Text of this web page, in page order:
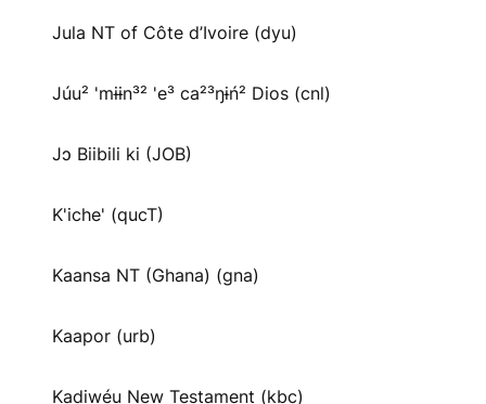
Jula NT of Côte d’Ivoire (dyu)
Júu² 'mɨɨn³² 'e³ ca²³ŋɨń² Dios (cnl)
Jɔ Biibili ki (JOB)
K'iche' (qucT)
Kaansa NT (Ghana) (gna)
Kaapor (urb)
Kadiwéu New Testament (kbc)